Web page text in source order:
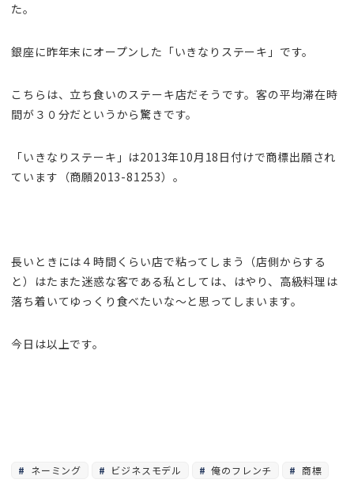
た。
銀座に昨年末にオープンした「いきなりステーキ」です。
こちらは、立ち食いのステーキ店だそうです。客の平均滞在時
間が３０分だというから驚きです。
「いきなりステーキ」は2013年10月18日付けで商標出願され
ています（商願2013-81253）。
長いときには４時間くらい店で粘ってしまう（店側からする
と）はたまた迷惑な客である私としては、はやり、高級料理は
落ち着いてゆっくり食べたいな～と思ってしまいます。
今日は以上です。
ネーミング ビジネスモデル 俺のフレンチ 商標